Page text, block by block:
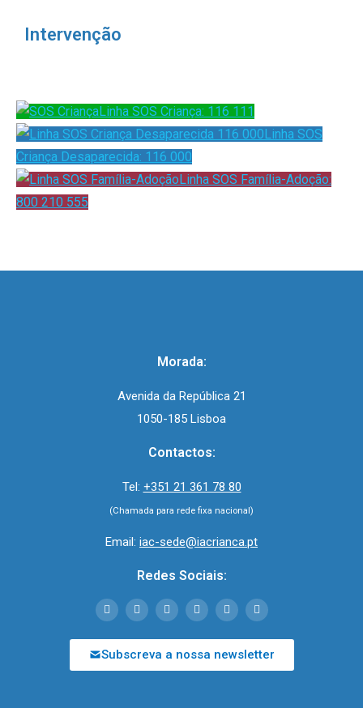
Intervenção
Linha SOS Criança: 116 111
Linha SOS
Criança Desaparecida: 116 000
Linha SOS Família-Adoção:
800 210 555
Morada:
Avenida da República 21
1050-185 Lisboa
Contactos:
Tel: +351 21 361 78 80
(Chamada para rede fixa nacional)
Email: iac-sede@iacrianca.pt
Redes Sociais:
Subscreva a nossa newsletter